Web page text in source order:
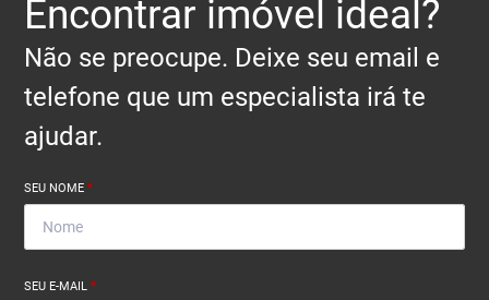
Encontrar imóvel ideal?
Não se preocupe. Deixe seu email e
telefone que um especialista irá te
ajudar.
SEU NOME*
SEU E-MAIL*